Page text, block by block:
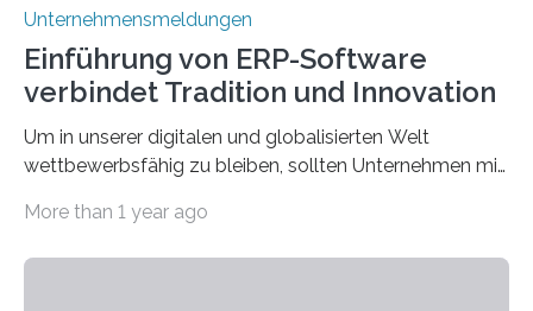
Unternehmensmeldungen
Einführung von ERP-Software
verbindet Tradition und Innovation
Um in unserer digitalen und globalisierten Welt
wettbewerbsfähig zu bleiben, sollten Unternehmen mit
ihre traditionellen Werte auf der Strecke bleiben
More than 1 year ago